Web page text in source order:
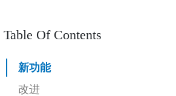
Table Of Contents
新功能
改进